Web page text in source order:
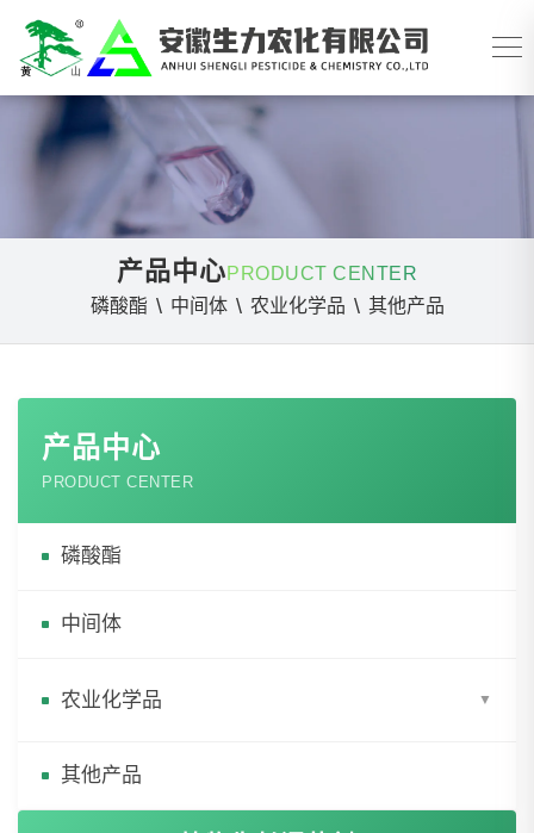
产品中心PRODUCT CENTER
磷酸酯 \ 中间体 \ 农业化学品 \ 其他产品
产品中心
PRODUCT CENTER
磷酸酯
中间体
农业化学品 ▼
其他产品